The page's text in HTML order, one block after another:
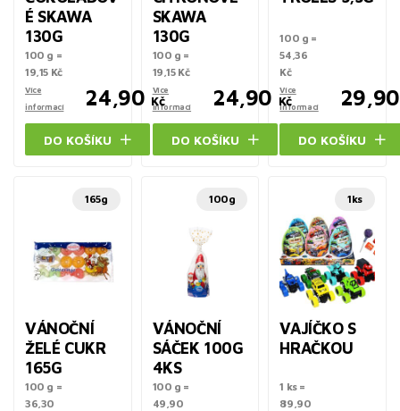
É SKAWA
130G
100 g =
19,15 Kč
Více
informací
24,90 Kč
DO KOŠÍKU
SKAWA
130G
100 g =
19,15 Kč
Více
informací
24,90 Kč
DO KOŠÍKU
100 g =
54,36
Kč
Více
informací
29,90
DO KOŠÍKU
165g
VÁNOČNÍ
ŽELÉ CUKR
165G
100 g =
36,30
100g
VÁNOČNÍ
SÁČEK 100G
4KS
100 g =
49,90
1ks
VAJÍČKO S
HRAČKOU
1 ks =
89,90